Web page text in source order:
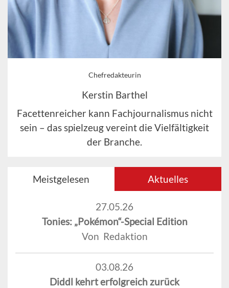
Chefredakteurin
Kerstin Barthel
Facettenreicher kann Fachjournalismus nicht
sein – das spielzeug vereint die Vielfältigkeit
der Branche.
Meistgelesen Aktuelles
27.05.26
Tonies: „Pokémon“-Special Edition
Von Redaktion
03.08.26
Diddl kehrt erfolgreich zurück